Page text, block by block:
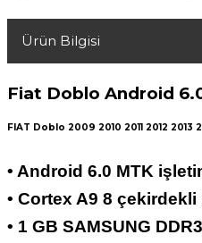
Ürün Bilgisi
Fiat Doblo Android
FIAT Doblo 2009 2010 2011 2012 2013
• Android 6.0 MTK
• Cortex A9 8 çekirdekli
• 1 GB SAMSUNG